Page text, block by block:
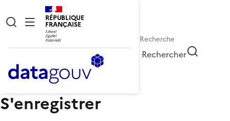
RÉPUBLIQUE
FRANÇAISE
Rechercher
S'enregistrer